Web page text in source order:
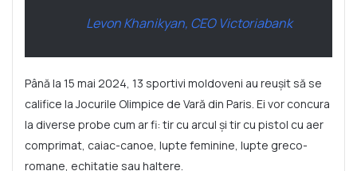
Levon Khanikyan, CEO Victoriabank
Până la 15 mai 2024, 13 sportivi moldoveni au reușit să se
califice la Jocurile Olimpice de Vară din Paris. Ei vor concura
la diverse probe cum ar fi: tir cu arcul și tir cu pistol cu aer
comprimat, caiac-canoe, lupte feminine, lupte greco-
romane, echitație sau haltere.